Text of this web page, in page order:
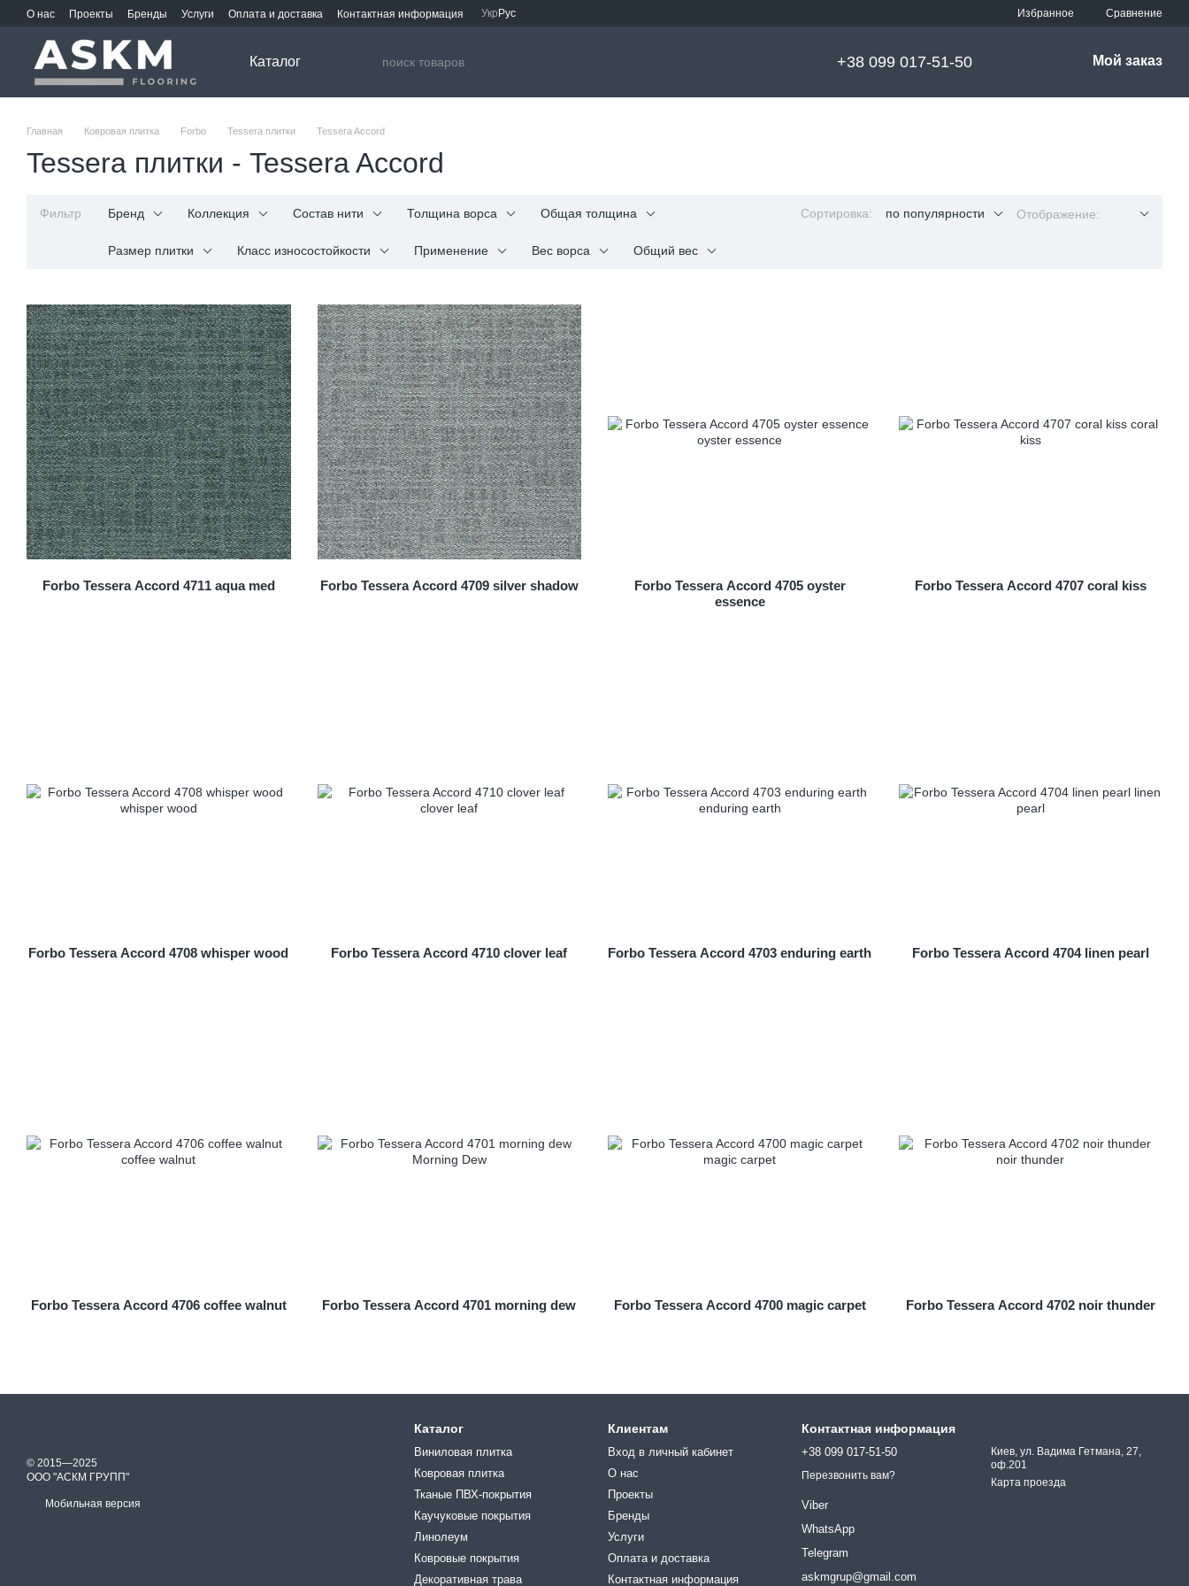
Перейти к основному контенту
О нас Проекты Бренды Услуги Оплата и доставка Контактная информация Укр Рус Избранное Сравнение
Каталог +38 099 017-51-50 Мой заказ
Главная Ковровая плитка Forbo Tessera плитки Tessera Accord
Tessera плитки - Tessera Accord
Фильтр Бренд Коллекция Состав нити Толщина ворса Общая толщина
Размер плитки Класс износостойкости Применение Вес ворса Общий вес
Сортировка: по популярности Отображение:
Forbo Tessera Accord 4711 aqua med Forbo Tessera Accord 4709 silver shadow
Forbo Tessera Accord 4705 oyster
essence
Forbo Tessera Accord 4707 coral kiss
Forbo Tessera Accord 4708 whisper wood Forbo Tessera Accord 4710 clover leaf Forbo Tessera Accord 4703 enduring earth Forbo Tessera Accord 4704 linen pearl
Forbo Tessera Accord 4706 coffee walnut Forbo Tessera Accord 4701 morning dew Forbo Tessera Accord 4700 magic carpet Forbo Tessera Accord 4702 noir thunder
© 2015—2025
ООО "АСКМ ГРУПП"
Мобильная версия
Каталог
Виниловая плитка
Ковровая плитка
Тканые ПВХ-покрытия
Каучуковые покрытия
Линолеум
Ковровые покрытия
Декоративная трава
Клиентам
Вход в личный кабинет
О нас
Проекты
Бренды
Услуги
Оплата и доставка
Контактная информация
Контактная информация
+38 099 017-51-50
Перезвонить вам?
Viber
WhatsApp
Telegram
askmgrup@gmail.com
Киев, ул. Вадима Гетмана, 27,
оф.201
Карта проезда